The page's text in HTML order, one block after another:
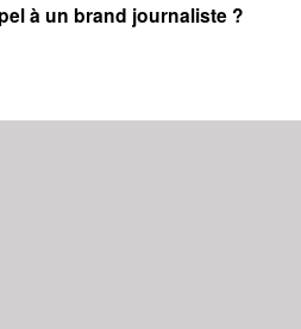
à un brand journaliste ?